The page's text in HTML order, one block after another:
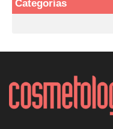
Categorías